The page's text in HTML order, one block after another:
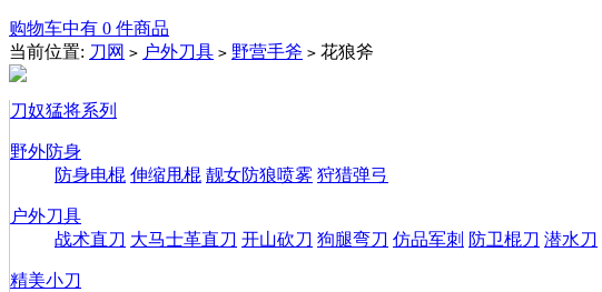
购物车中有 0 件商品
当前位置: 刀网 > 户外刀具 > 野营手斧 > 花狼斧
刀奴猛将系列
野外防身
防身电棍 伸缩甩棍 靓女防狼喷雾 狩猎弹弓
户外刀具
战术直刀 大马士革直刀 开山砍刀 狗腿弯刀 仿品军刺 防卫棍刀 潜水刀
精美小刀